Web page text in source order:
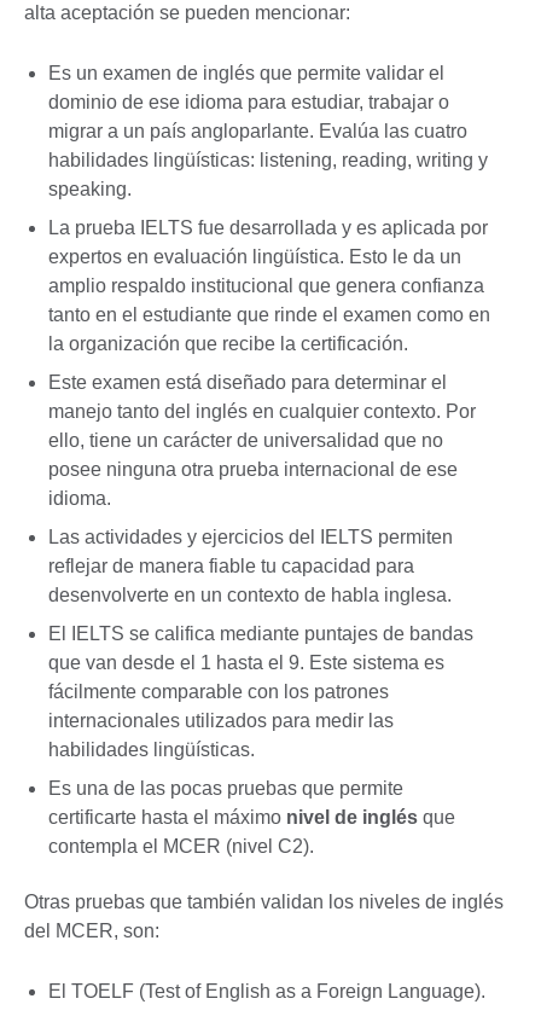
alta aceptación se pueden mencionar:
Es un examen de inglés que permite validar el
dominio de ese idioma para estudiar, trabajar o
migrar a un país angloparlante. Evalúa las cuatro
habilidades lingüísticas: listening, reading, writing y
speaking.
La prueba IELTS fue desarrollada y es aplicada por
expertos en evaluación lingüística. Esto le da un
amplio respaldo institucional que genera confianza
tanto en el estudiante que rinde el examen como en
la organización que recibe la certificación.
Este examen está diseñado para determinar el
manejo tanto del inglés en cualquier contexto. Por
ello, tiene un carácter de universalidad que no
posee ninguna otra prueba internacional de ese
idioma.
Las actividades y ejercicios del IELTS permiten
reflejar de manera fiable tu capacidad para
desenvolverte en un contexto de habla inglesa.
El IELTS se califica mediante puntajes de bandas
que van desde el 1 hasta el 9. Este sistema es
fácilmente comparable con los patrones
internacionales utilizados para medir las
habilidades lingüísticas.
Es una de las pocas pruebas que permite
certificarte hasta el máximo nivel de inglés que
contempla el MCER (nivel C2).
Otras pruebas que también validan los niveles de inglés
del MCER, son:
El TOELF (Test of English as a Foreign Language).